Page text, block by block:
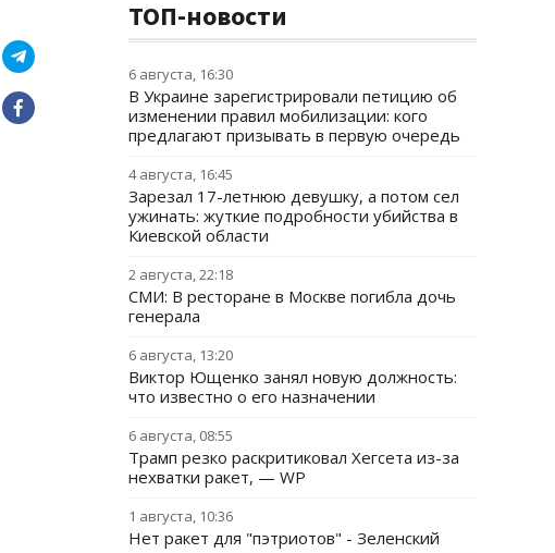
ТОП-новости
6 августа, 16:30
В Украине зарегистрировали петицию об
изменении правил мобилизации: кого
предлагают призывать в первую очередь
4 августа, 16:45
Зарезал 17-летнюю девушку, а потом сел
ужинать: жуткие подробности убийства в
Киевской области
2 августа, 22:18
СМИ: В ресторане в Москве погибла дочь
генерала
6 августа, 13:20
Виктор Ющенко занял новую должность:
что известно о его назначении
6 августа, 08:55
Трамп резко раскритиковал Хегсета из-за
нехватки ракет, — WP
1 августа, 10:36
Нет ракет для "пэтриотов" - Зеленский